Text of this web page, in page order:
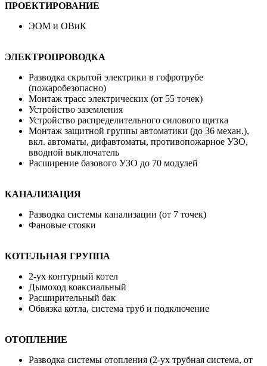
ПРОЕКТИРОВАНИЕ
ЭОМ и ОВиК
ЭЛЕКТРОПРОВОДКА
Разводка скрытой электрики в гофротрубе
(пожаробезопасно)
Монтаж трасс электрических (от 55 точек)
Устройство заземления
Устройство распределительного силового щитка
Монтаж защитной группы автоматики (до 36 механ.),
вкл. автоматы, дифавтоматы, противопожарное УЗО,
вводной выключатель
Расширение базового УЗО до 70 модулей
КАНАЛИЗАЦИЯ
Разводка системы канализации (от 7 точек)
Фановые стояки
КОТЕЛЬНАЯ ГРУППА
2-ух контурный котел
Дымоход коаксиальный
Расширительный бак
Обвязка котла, система труб и подключение
ОТОПЛЕНИЕ
Разводка системы отопления (2-ух трубная система, от